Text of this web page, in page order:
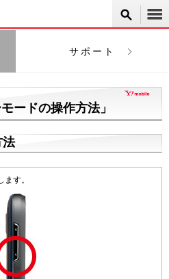
サポート
ードの操作方法」
法
す。